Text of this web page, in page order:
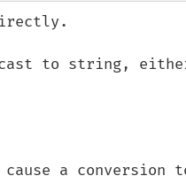
to string,
a conversion